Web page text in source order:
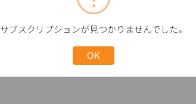
サブスクリプションが見つかりませんでした。
OK